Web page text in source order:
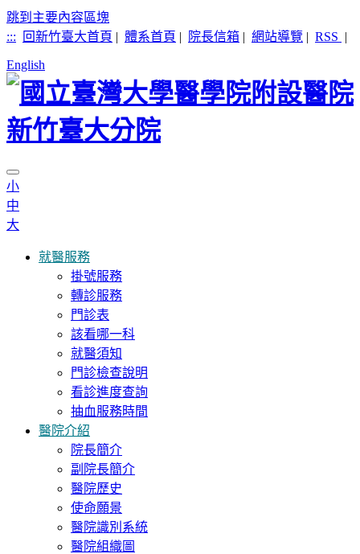
跳到主要內容區塊
:::
回新竹臺大首頁 | 體系首頁 | 院長信箱 | 網站導覽 | RSS |
English
小
中
大
就醫服務
掛號服務
轉診服務
門診表
該看哪一科
就醫須知
門診檢查說明
看診進度查詢
抽血服務時間
醫院介紹
院長簡介
副院長簡介
醫院歷史
使命願景
醫院識別系統
醫院組織圖